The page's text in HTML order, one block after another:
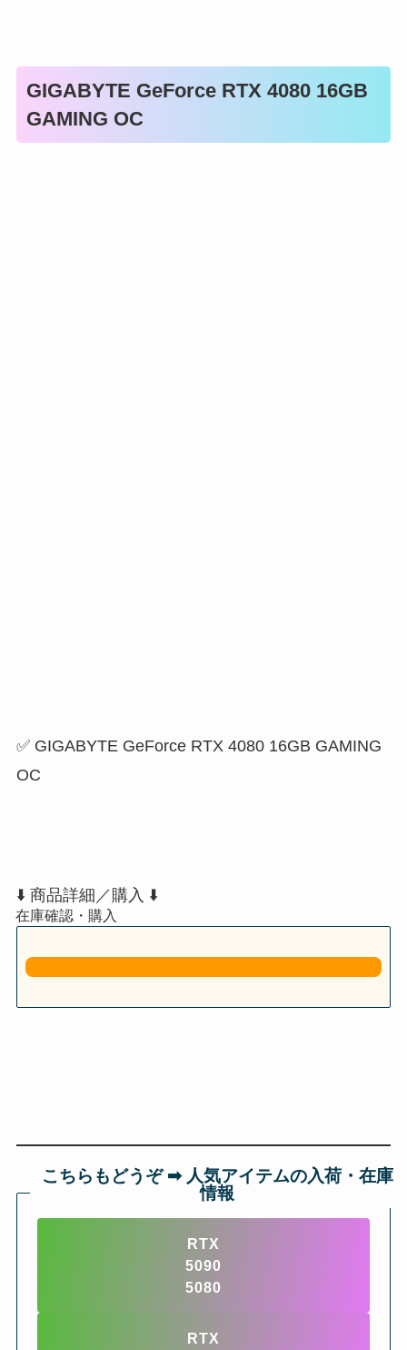
GIGABYTE GeForce RTX 4080 16GB
GAMING OC
✅ GIGABYTE GeForce RTX 4080 16GB GAMING
OC
⬇️ 商品詳細／購入 ⬇️
こちらもどうぞ ➡︎ 人気アイテムの入荷・在庫
情報
RTX
5090
5080
RTX